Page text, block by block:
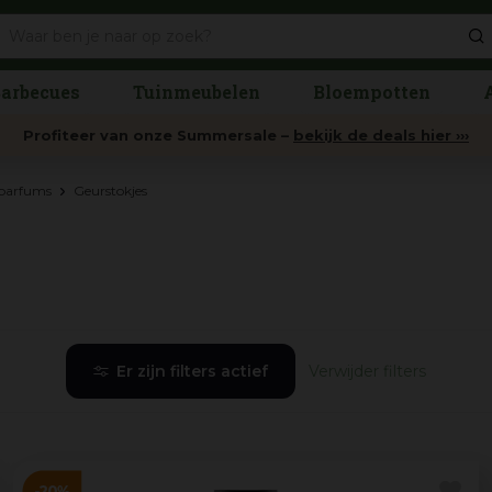
Geurstokjes
Tuinmeubelen Bloempotten
Profiteer van onze Summersale – bekijk de deals hier ›››
Er zijn filters actief